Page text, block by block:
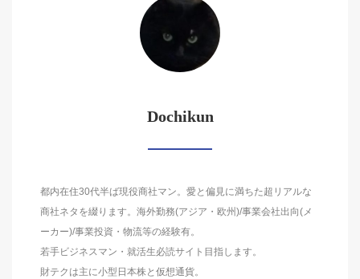
Dochikun
都内在住30代半ば現役商社マン。愛と偏見に満ちた超リアルな
商社ネタを綴ります。海外勤務(アジア・欧州)/事業会社出向(メ
ーカー)/事業投資・物流等の経験有。
若手ビジネスマン・就活生必読サイト目指します。
財テクは主に小型日本株と仮想通貨。